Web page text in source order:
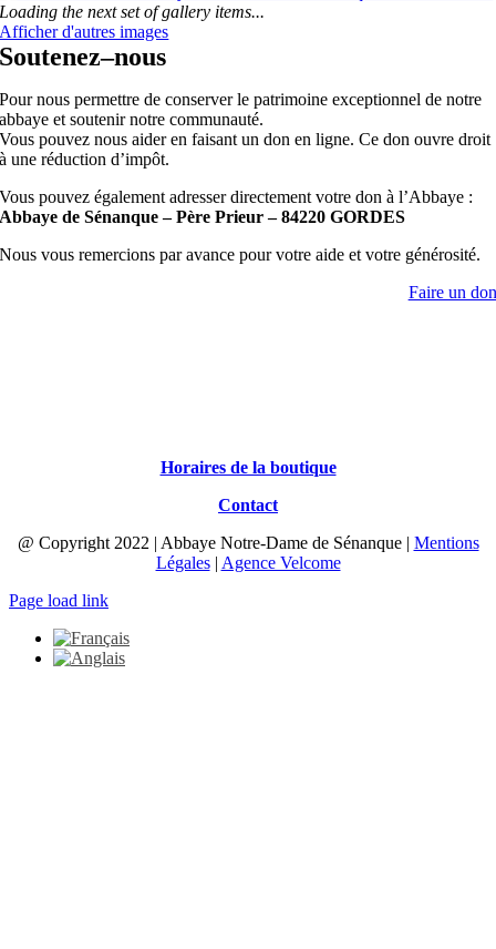
Loading the next set of gallery items...
Afficher d'autres images
Soutenez–nous
Pour nous permettre de conserver le patrimoine exceptionnel de notre
abbaye et soutenir notre communauté.
Vous pouvez nous aider en faisant un don en ligne. Ce don ouvre droit
à une réduction d’impôt.
Vous pouvez également adresser directement votre don à l’Abbaye :
Abbaye de Sénanque – Père Prieur – 84220 GORDES
Nous vous remercions par avance pour votre aide et votre générosité.
Faire un don
Horaires de la boutique
Contact
@ Copyright 2022 | Abbaye Notre-Dame de Sénanque | Mentions
Légales| Agence Velcome
Page load link